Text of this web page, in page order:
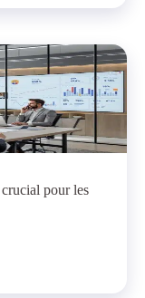
pour les